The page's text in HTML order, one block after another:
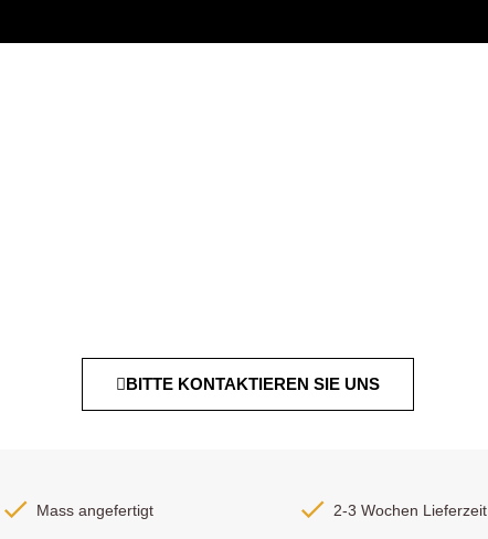
BITTE KONTAKTIEREN SIE UNS
Mass angefertigt 2-3 Wochen Lieferzeit